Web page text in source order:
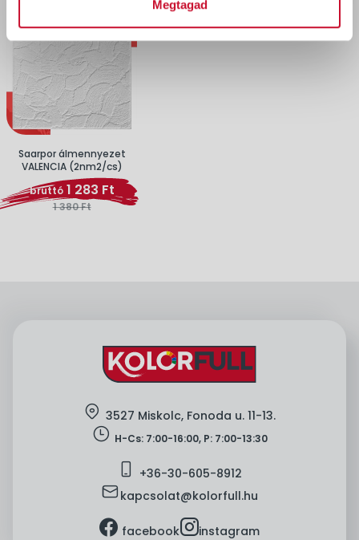
Megtagad
Saarpor álmennyezet
VALENCIA (2nm2/cs)
bruttó 1 283 Ft
1 380 Ft
location 3527 Miskolc, Fonoda u. 11-13.
clock H-Cs: 7:00-16:00, P: 7:00-13:30
mobile +36-30-605-8912
mailkapcsolat@kolorfull.hu
facebook facebookinstagraminstagram